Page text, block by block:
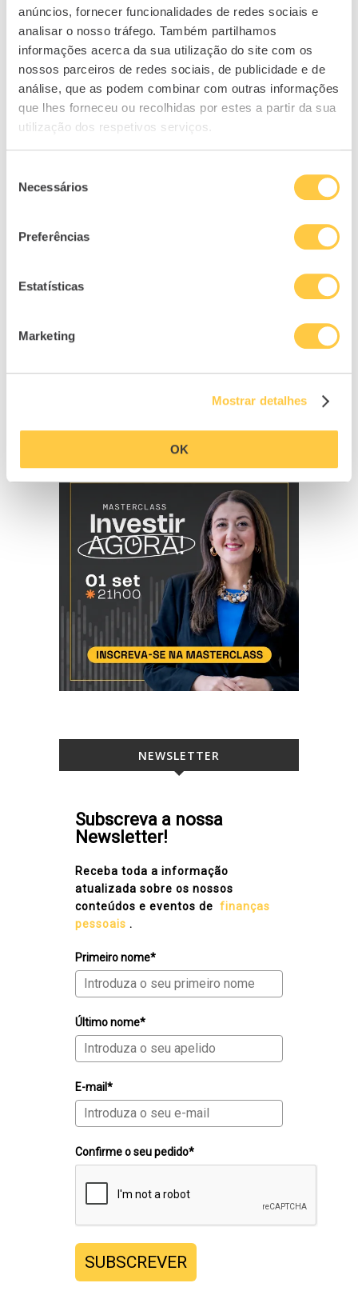
anúncios, fornecer funcionalidades de redes sociais e
analisar o nosso tráfego. Também partilhamos
informações acerca da sua utilização do site com os
nossos parceiros de redes sociais, de publicidade e de
análise, que as podem combinar com outras informações
que lhes forneceu ou recolhidas por estes a partir da sua
utilização dos respetivos serviços.
Necessários
Preferências
Estatísticas
Marketing
Mostrar detalhes
OK
RELACIONADOS
Quais são os anexos do IRS? E...
28/03/2024
NEWSLETTER
Subscreva a nossa
Newsletter!
Receba toda a informação
atualizada sobre os nossos
conteúdos e eventos de finanças
pessoais .
Primeiro nome*
Último nome*
E-mail*
Confirme o seu pedido*
SUBSCREVER